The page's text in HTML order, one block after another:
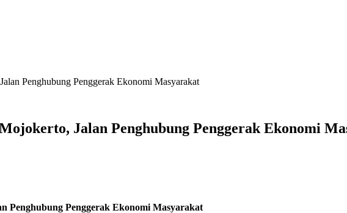
Penghubung Penggerak Ekonomi Masyarakat
Jalan Penghubung Penggerak Ekonomi
Penghubung Penggerak Ekonomi Masyarakat